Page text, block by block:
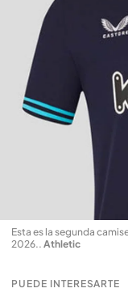
Esta es la segunda
2026.. Athletic
PUEDE INTERESARTE